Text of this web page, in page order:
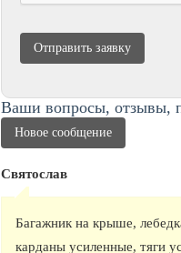
Отправить заявку
Ваши вопросы, отзывы,
Новое сообщение
Святослав
Багажник на крыше,
карданы усиленные, тяги